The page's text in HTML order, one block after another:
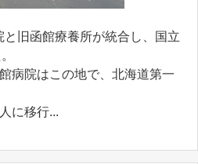
旧函館療養所が統合し、国立
病院はこの地で、北海道第一
に移行...